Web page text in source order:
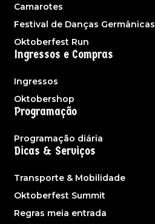
Camarotes
Festival de Danças Germânicas
Oktoberfest Run
Ingressos e Compras
Ingressos
Oktobershop
Programação
Programação diária
Dicas & Serviços
Transporte & Mobilidade
Oktoberfest Summit
Regras meia entrada